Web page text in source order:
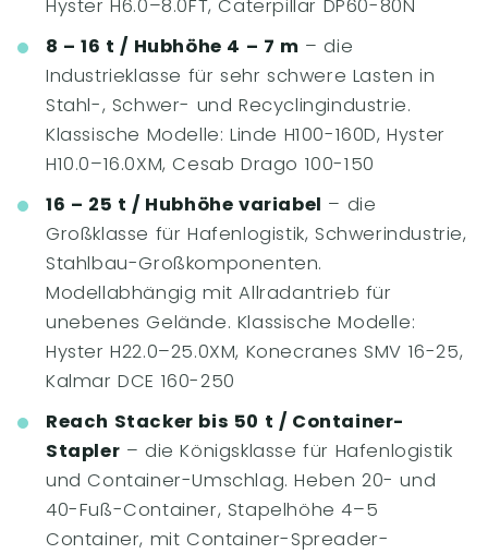
Hyster H6.0–8.0FT, Caterpillar DP60-80N
8 – 16 t / Hubhöhe 4 – 7 m – die
Industrieklasse für sehr schwere Lasten in
Stahl-, Schwer- und Recyclingindustrie.
Klassische Modelle: Linde H100-160D, Hyster
H10.0–16.0XM, Cesab Drago 100-150
16 – 25 t / Hubhöhe variabel – die
Großklasse für Hafenlogistik, Schwerindustrie,
Stahlbau-Großkomponenten.
Modellabhängig mit Allradantrieb für
unebenes Gelände. Klassische Modelle:
Hyster H22.0–25.0XM, Konecranes SMV 16-25,
Kalmar DCE 160-250
Reach Stacker bis 50 t / Container-
Stapler – die Königsklasse für Hafenlogistik
und Container-Umschlag. Heben 20- und
40-Fuß-Container, Stapelhöhe 4–5
Container, mit Container-Spreader-